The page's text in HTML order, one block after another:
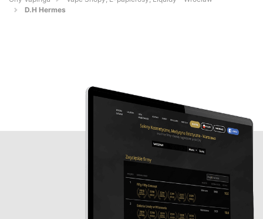
D.H Hermes